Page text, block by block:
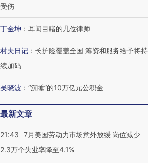
受伤
丁金坤 ： 耳闻目睹的几位律师
村夫日记 ： 长护险覆盖全国 筹资和服务给予将持
续加码
吴晓波 ： “沉睡”的10万亿元公积金
最新文章
21:43
7月美国劳动力市场意外放缓 岗位减少
2.3万个失业率降至4.1%